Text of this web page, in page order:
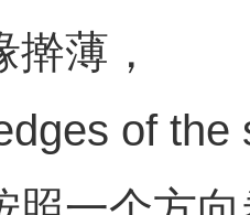
薄，
of